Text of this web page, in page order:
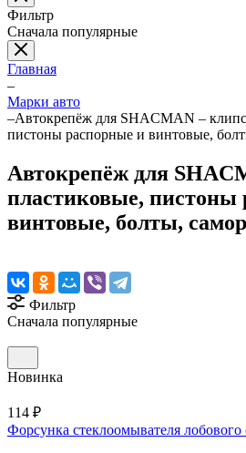
Фильтр
Сначала популярные
Главная
–
Марки авто
–Автокрепёж для SHACMAN –
пистоны распорные и винтовые,
Автокрепёж для
пластиковые, пистоны
винтовые, болты,
Фильтр
Сначала популярные
Новинка
114 ₽
Форсунка стеклоомывателя лобового